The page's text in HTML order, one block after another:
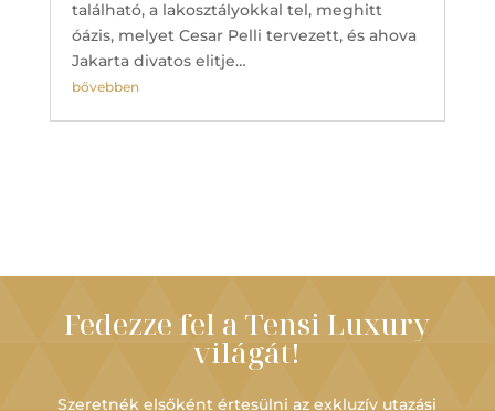
található, a lakosztályokkal tel, meghitt
óázis, melyet Cesar Pelli tervezett, és ahova
Jakarta divatos elitje…
bővebben
Fedezze fel a Tensi Luxury
világát!
Szeretnék elsőként értesülni az exkluzív utazási